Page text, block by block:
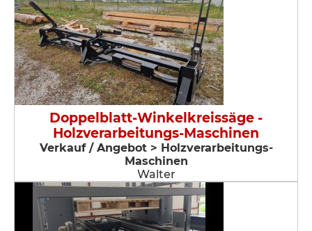
Doppelblatt-Winkelkreissäge -
Holzverarbeitungs-Maschinen
Verkauf / Angebot > Holzverarbeitungs-
Maschinen
Walter